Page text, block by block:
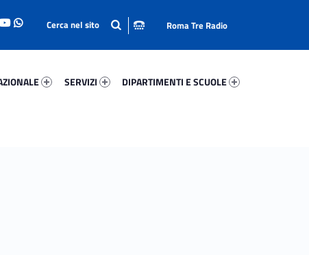
SERVIZI
DIPARTIMENTI E SCUOLE
Roma Tre Radio